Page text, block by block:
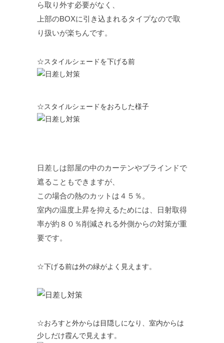
ら取り外す必要がなく、
上部のBOXに引き込まれるタイプなので取
り扱いが楽ちんです。
☆スタイルシェードを下げる前
☆スタイルシェードをおろした様子
日差しは部屋の中のカーテンやブラインドで
遮ることもできますが、
この場合の熱のカットは４５％。
室内の温度上昇を抑えるためには、日射取得
率が約８０％削減される外側からの対策が重
要です。
☆下げる前は外の緑がよく見えます。
☆おろすと外からは目隠しになり、室内からは
少しだけ霞んで見えます。